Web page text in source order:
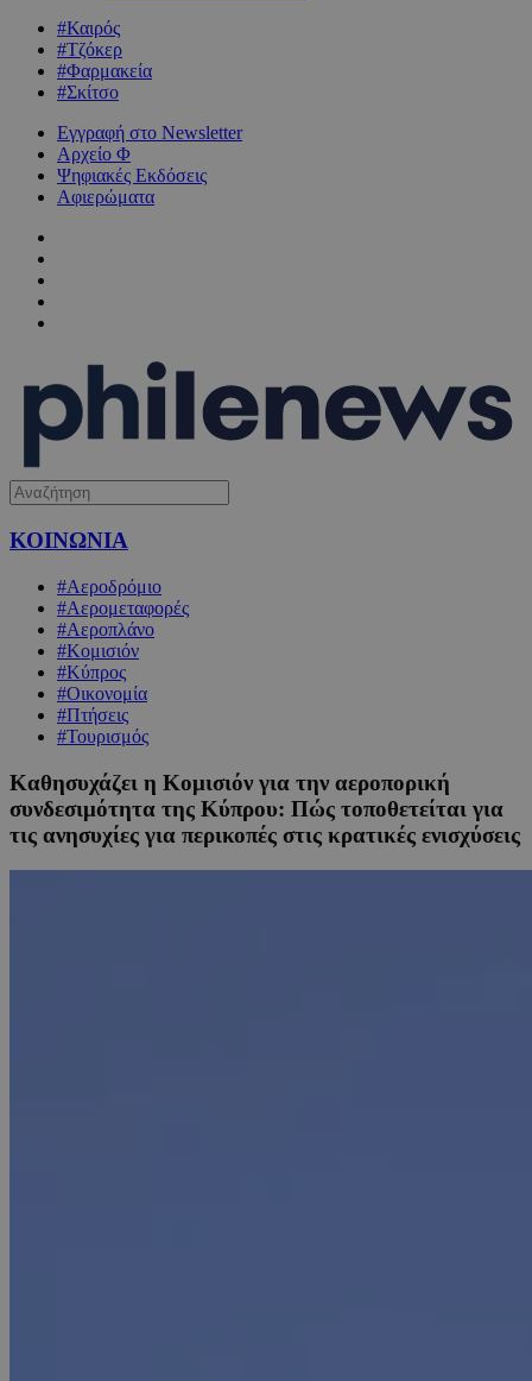
#Καιρός
#Τζόκερ
#Φαρμακεία
#Σκίτσο
Εγγραφή στο Newsletter
Αρχείο Φ
Ψηφιακές Εκδόσεις
Αφιερώματα
ΚΟΙΝΩΝΙΑ
#Αεροδρόμιο
#Αερομεταφορές
#Αεροπλάνο
#Κομισιόν
#Κύπρος
#Οικονομία
#Πτήσεις
#Τουρισμός
Καθησυχάζει η Κομισιόν για την αεροπορική
συνδεσιμότητα της Κύπρου: Πώς τοποθετείται για
τις ανησυχίες για περικοπές στις κρατικές ενισχύσεις